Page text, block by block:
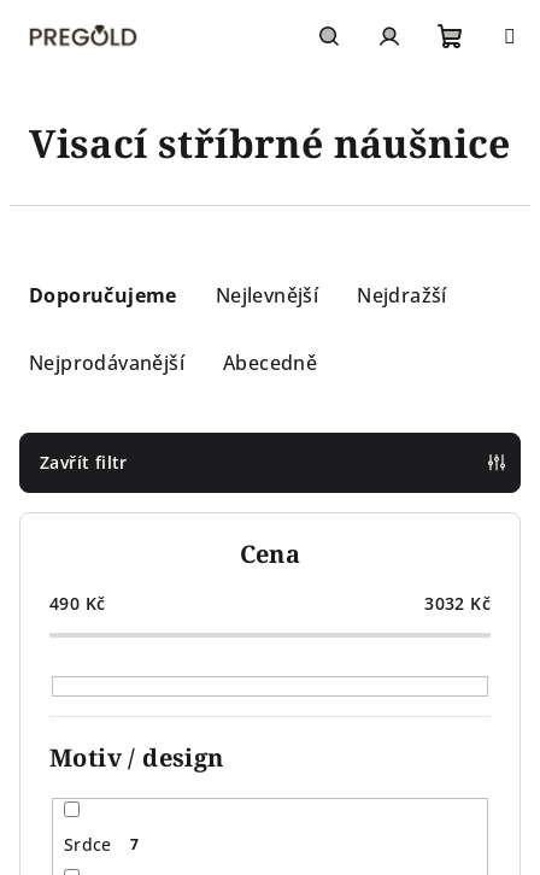
košík
Visací stříbrné náušnice
a
e
í
r
d
k
ů
Doporučujeme Nejlevnější Nejdražší
Nejprodávanější Abecedně
Zavřít filtr
Cena
490 Kč 3032 Kč
Motiv / design
Srdce 7